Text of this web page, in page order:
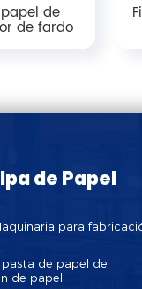
de
de fardo
de Papel
para
de papel de
de papel